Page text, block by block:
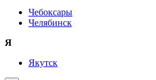
Чебоксары
Челябинск
Я
Якутск